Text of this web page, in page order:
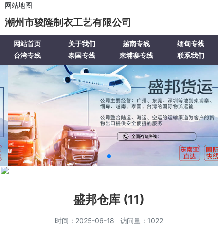
网站地图
潮州市骏隆制衣工艺有限公司
网站首页 关于我们 越南专线
缅甸专线
台湾专线
泰国专线 柬埔寨专线 联系我们
盛邦仓库 (11)
时间：2025-06-18 访问量：1022